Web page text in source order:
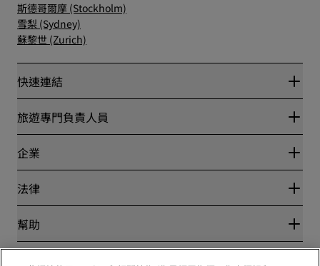
斯德哥爾摩 (Stockholm)
雪梨 (Sydney)
蘇黎世 (Zurich)
快速連結
Radisson Rewards
Blog
目的地
Radisson Hotels APP
運動認證的酒店
適合家庭的酒店
健康與安全
旅遊專門負責人員
夥伴
企業
麗笙酒店集團
工作機會 RHG
工作機會 PPHE
工作機會 EHL
The Club by RHG
法律
隱私權中心
麗賞會條款和條件
幫助